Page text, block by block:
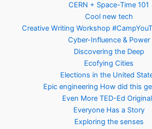
CERN + Space-Time 101
Cool new tech
Creative Writing Workshop
Cyber-Influence & Power
Discovering the Deep
Ecofying Cities
Elections in the United
Epic engineering How did this
Even More TED-Ed
Everyone Has a Story
Exploring the senses